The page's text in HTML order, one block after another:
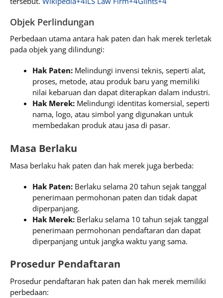
Objek Perlindungan
Perbedaan utama antara hak paten dan hak merek terletak
pada objek yang dilindungi:
Hak Paten: Melindungi invensi teknis, seperti alat,
proses, metode, atau produk baru yang memiliki
nilai kebaruan dan dapat diterapkan dalam industri.
Hak Merek: Melindungi identitas komersial, seperti
nama, logo, atau simbol yang digunakan untuk
membedakan produk atau jasa di pasar.
Masa Berlaku
Masa berlaku hak paten dan hak merek juga berbeda:
Hak Paten: Berlaku selama 20 tahun sejak tanggal
penerimaan permohonan paten dan tidak dapat
diperpanjang.
Hak Merek: Berlaku selama 10 tahun sejak tanggal
penerimaan permohonan pendaftaran dan dapat
diperpanjang untuk jangka waktu yang sama.
Prosedur Pendaftaran
Prosedur pendaftaran hak paten dan hak merek memiliki
perbedaan: